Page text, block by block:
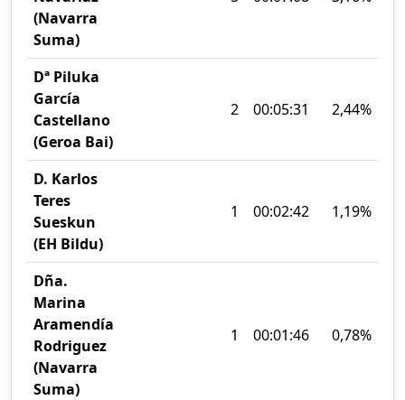
(Navarra
Suma)
Dª Piluka
García
Castellano
(Geroa Bai)
2 00:05:31 2,44%
D. Karlos
Teres
Sueskun
(EH Bildu)
1 00:02:42 1,19%
Dña.
Marina
Aramendía
Rodriguez
(Navarra
Suma)
1 00:01:46 0,78%